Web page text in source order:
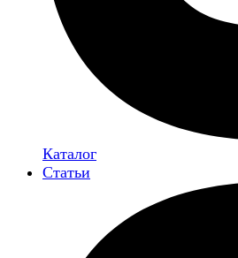
Каталог
Статьи